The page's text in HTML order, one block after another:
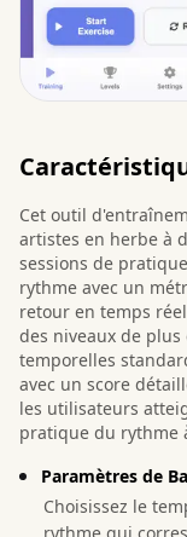
Cet outil
artistes en herbe à
sessions de
rythme avec un
retour en temps
des niveaux de
temporelles
avec un score
les utilisateurs
pratique du rythme
Paramètres de
Choisissez le